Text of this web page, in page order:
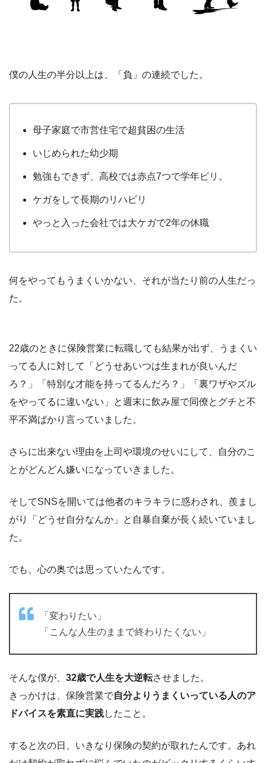
僕の人生の半分以上は、「負」の連続でした。
母子家庭で市営住宅で超貧困の生活
いじめられた幼少期
勉強もできず、高校では赤点7つで学年ビリ。
ケガをして長期のリハビリ
やっと入った会社では大ケガで2年の休職
何をやってもうまくいかない、それが当たり前の人生だっ
た。
22歳のときに保険営業に転職しても結果が出ず、うまくい
ってる人に対して「どうせあいつは生まれが良いんだ
ろ？」「特別な才能を持ってるんだろ？」「裏ワザやズル
をやってるに違いない」と週末に飲み屋で同僚とグチと不
平不満ばかり言っていました。
さらに出来ない理由を上司や環境のせいにして、自分のこ
とがどんどん嫌いになっていきました。
そしてSNSを開いては他者のキラキラに惑わされ、羨まし
がり「どうせ自分なんか」と自暴自棄が長く続いていまし
た。
でも、心の奥では思っていたんです。
「変わりたい」
「こんな人生のままで終わりたくない」
そんな僕が、 32歳で人生を大逆転させました。
きっかけは、保険営業で自分よりうまくいっている人のア
ドバイスを素直に実践したこと。
すると次の日、いきなり保険の契約が取れたんです。あれ